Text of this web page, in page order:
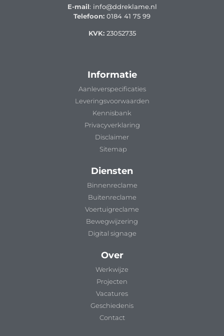
E-mail: info@ddreklame.nl
Telefoon: 0184 41 75 99
KVK: 23052735
Informatie
Aanleverspecificaties
Leveringsvoorwaarden
Kennisbank
Privacyverklaring
Disclaimer
Sitemap
Diensten
Binnenreclame
Buitenreclame
Voertuigreclame
Bewegwijzering
Digital signage
Over
Werkwijze
Projecten
Vacatures
Geschiedenis
Contact